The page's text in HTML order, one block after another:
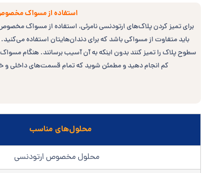
استفاده از مسواک
برای تمیز کردن پلاک‌های ارتودنسی نامرئی، استفاده از مسواک
باید متفاوت از مسواکی باشد که برای دندان‌هایتان استفاده
سطوح پلاک را تمیز کنند بدون اینکه به آن آسیب برسانند. هنگام مسواک
کم انجام دهید و مطمئن شوید که تمام قسمت‌های داخلی و
محلول‌های مناسب
محلول مخصوص ارتودنسی